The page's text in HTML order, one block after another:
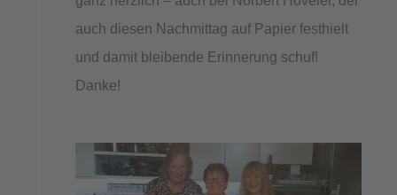
auch diesen Nachmittag auf Papier festhielt
und damit bleibende Erinnerung schuf!
Danke!